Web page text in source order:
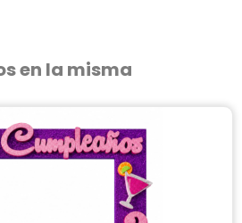
en la misma